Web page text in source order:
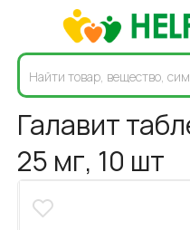
Галавит
25 мг, 10 шт